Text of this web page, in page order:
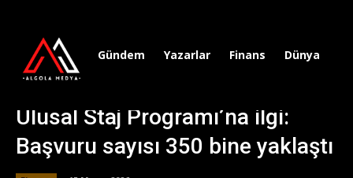
Gündem Yazarlar Finans Dünya
Ulusal Staj Programı’na ilgi:
Başvuru sayısı 350 bine yaklaştı